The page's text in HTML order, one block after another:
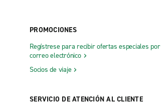
PROMOCIONES
Regístrese para recibir ofertas especiales por
correo electrónico
Socios de viaje
SERVICIO DE ATENCIÓN AL CLIENTE